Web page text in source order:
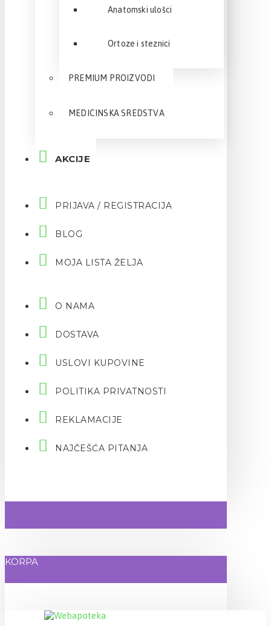
Anatomski ulošci
Ortoze i steznici
PREMIUM PROIZVODI
MEDICINSKA SREDSTVA
AKCIJE
PRIJAVA / REGISTRACIJA
BLOG
MOJA LISTA ŽELJA
O NAMA
DOSTAVA
USLOVI KUPOVINE
POLITIKA PRIVATNOSTI
REKLAMACIJE
NAJČEŠĆA PITANJA
KORPA